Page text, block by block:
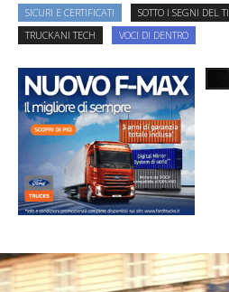
SICURI E CERTIFICATI
SOTTO I SEGNI DEL
TRUCKANI TECH
VOCI DI DENTRO